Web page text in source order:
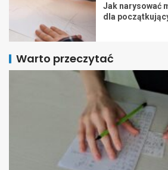
Jak narysować
dla
Warto przeczytać